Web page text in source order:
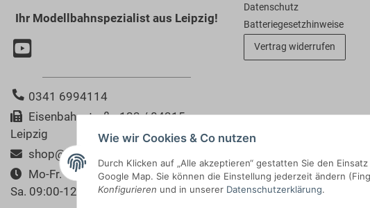
Ihr Modellbahnspezialist aus Leipzig!
0341 6994114
Eisenbahnstraße 123 / 04315
Leipzig
shop@modellbahn-bertram.de
Mo-Fr. 10:00-18:00 Uhr
Sa. 09:00-12:00 Uhr
Datenschutz
Batteriegesetzhinweise
Vertrag widerrufen
Wie wir Cookies & Co nutzen
Durch Klicken auf „Alle akzeptieren“ gestatten Sie den
Google Map. Sie können die Einstellung jederzeit ändern
Konfigurieren und in unserer Datenschutzerklärung.